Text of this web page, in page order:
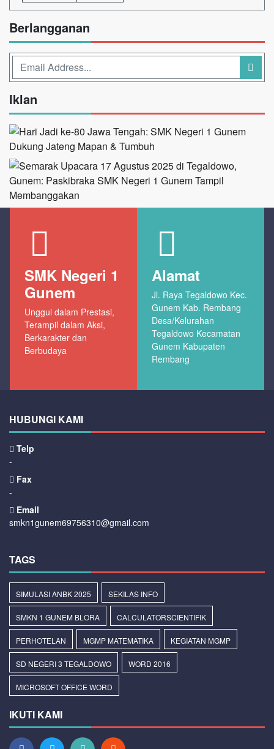
Berlangganan
Iklan
SMK Negeri 1
Gunem
Unggul dalam Prestasi,
Terampil dalam Aksi,
Berkarakter dan
Berbudaya
Alamat
Jl. Raya Tegaldowo Kec.
Gunem Kab. Rembang
Desa/Kelurahan
Tegaldowo Kecamatan
Gunem Kabupaten
Rembang
HUBUNGI KAMI
Telp
-
Fax
-
Email
smkn1gunem69756310@gmail.com
TAGS
SIMULASI ANBK 2025 SEKILAS INFO
SMKN 1 GUNEM BLORA CALCULATORSCIENTIFIK
PERHOTELAN MGMP MATEMATIKA KEGIATAN MGMP
SD NEGERI 3 TEGALDOWO WORD 2016
MICROSOFT OFFICE WORD
IKUTI KAMI